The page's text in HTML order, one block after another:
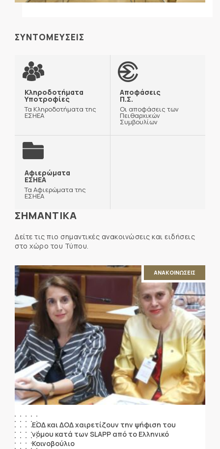
ΣΥΝΤΟΜΕΥΣΕΙΣ
Κληροδοτήματα
Υποτροφίες
Τα Κληροδοτήματα της
ΕΣΗΕΑ
Αποφάσεις
Π.Σ.
Οι αποφάσεις των
Πειθαρχικών
Συμβουλίων
Αφιερώματα
ΕΣΗΕΑ
Τα Αφιερώματα της
ΕΣΗΕΑ
ΣΗΜΑΝΤΙΚΑ
Δείτε τις πιο σημαντικές ανακοινώσεις και ειδήσεις
στο χώρο του Τύπου.
ΑΝΑΚΟΙΝΩΣΕΙΣ
ΕΟΔ και ΔΟΔ χαιρετίζουν την ψήφιση του
νόμου κατά των SLAPP από το Ελληνικό
Κοινοβούλιο